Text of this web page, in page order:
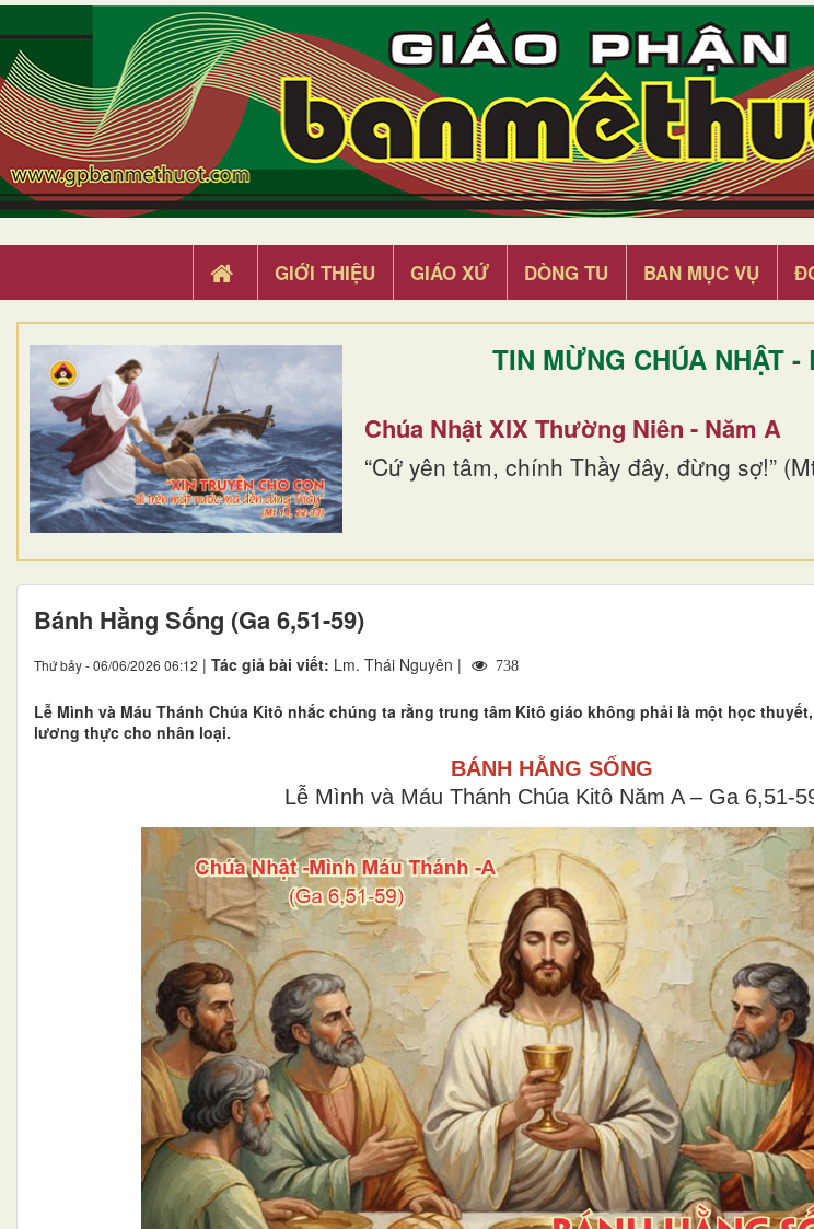
GIỚI THIỆU GIÁO XỨ DÒNG TU BAN MỤC VỤ
TIN MỪNG CHÚA NHẬT -
Chúa Nhật XIX Thường Niên - Năm A
“Cứ yên tâm, chính Thầy đây, đừng sợ!”
Bánh Hằng Sống (Ga 6,51-59)
Thứ bảy - 06/06/2026 06:12 | Tác giả bài viết: Lm. Thái Nguyên | 738
Lễ Mình và Máu Thánh Chúa Kitô nhắc chúng ta rằng trung tâm Kitô giáo không phải là một học
lương thực cho nhân loại.
BÁNH HẰNG SỐNG
Lễ Mình và Máu Thánh Chúa Kitô Năm A – Ga 6,51-